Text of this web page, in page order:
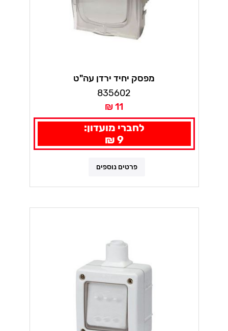
מפסק יחיד ירדן עה"ט
835602
11 ₪
לחברי מועדון:
9 ₪
פרטים נוספים